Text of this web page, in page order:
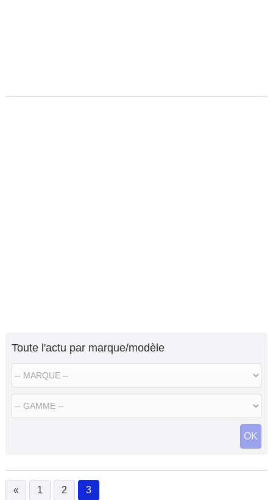
Toute l'actu par marque/modèle
OK
« 1 2 3
(current)